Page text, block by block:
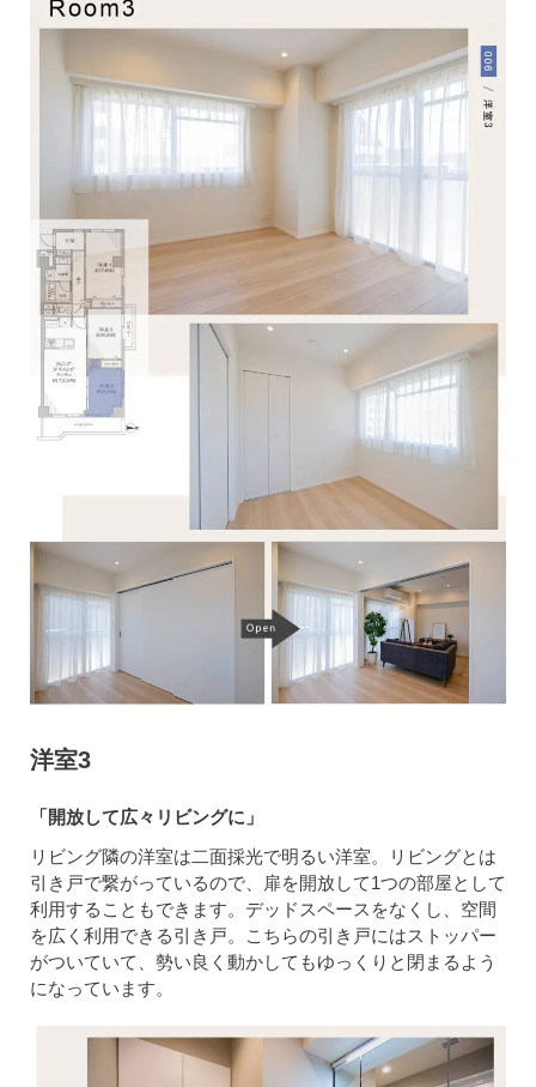
洋室3
「開放して広々リビングに」
リビング隣の洋室は二面採光で明るい洋室。リビングとは
引き戸で繋がっているので、扉を開放して1つの部屋として
利用することもできます。デッドスペースをなくし、空間
を広く利用できる引き戸。こちらの引き戸にはストッパー
がついていて、勢い良く動かしてもゆっくりと閉まるよう
になっています。